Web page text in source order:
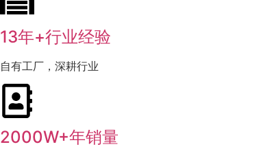
13年+行业经验
自有工厂，深耕行业
2000W+年销量